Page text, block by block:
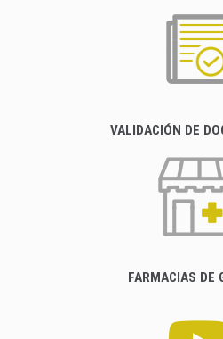
VALIDACIÓN DE
FARMACIAS DE